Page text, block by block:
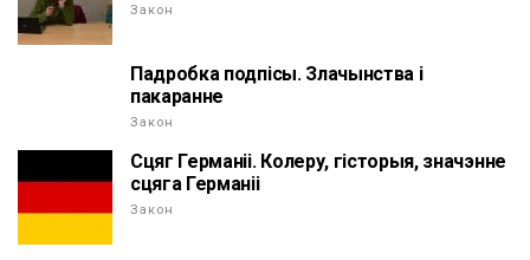
Закон
Падробка подпісы. Злачынства і
пакаранне
Закон
Сцяг Германіі. Колеру, гісторыя, значэнне
сцяга Германіі
Закон